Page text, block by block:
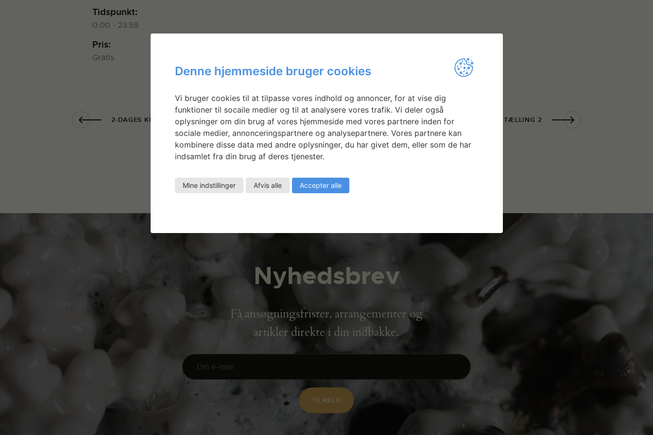
Tidspunkt:
0:00 - 23:59
Pris:
Gratis
2-DAGES KURSUS I VISUEL HISTORIEFORTÆLLING KURSUS I VISUEL HISTORIEFORTÆLLING 2
Nyhedsbrev
Få ansøgningsfrister, arrangementer og
artikler direkte i din indbakke.
Denne hjemmeside bruger cookies
Vi bruger cookies til at tilpasse vores indhold og annoncer, for at vise dig
funktioner til socaile medier og til at analysere vores trafik. Vi deler også
oplysninger om din brug af vores hjemmeside med vores partnere inden for
sociale medier, annonceringspartnere og analysepartnere. Vores partnere kan
kombinere disse data med andre oplysninger, du har givet dem, eller som de har
indsamlet fra din brug af deres tjenester.
Mine indstillinger Afvis alle Accepter alle